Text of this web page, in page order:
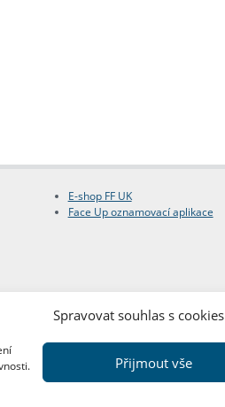
Spravovat souhlas s cookies
Přijmout vše
E-shop FF UK
Face Up oznamovací aplikace